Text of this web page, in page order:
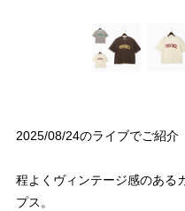
2025/08/24のライブでご紹介
程よくヴィンテージ感のある
プス。